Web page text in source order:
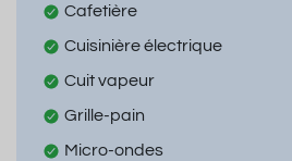
Cafetière
Cuisinière électrique
Cuit vapeur
Grille-pain
Micro-ondes